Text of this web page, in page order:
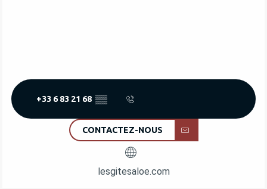
+33 6 83 21 68 ▒▒
CONTACTEZ-NOUS
lesgitesaloe.com